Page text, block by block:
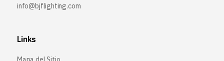
info@bjflighting.com
Links